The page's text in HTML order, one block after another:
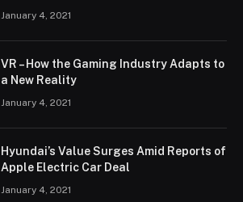
January 4, 2021
VR – How the Gaming Industry Adapts to
a New Reality
January 4, 2021
Hyundai’s Value Surges Amid Reports of
Apple Electric Car Deal
January 4, 2021